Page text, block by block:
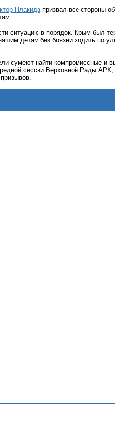
Плакида призвал все стороны
ситуацию в порядок. Крым был
детям без боязни ходить по
сумеют найти компромиссные и
сессии Верховной Рады